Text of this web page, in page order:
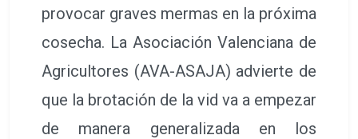
provocar graves mermas en la próxima
cosecha. La Asociación Valenciana de
Agricultores (AVA-ASAJA) advierte de
que la brotación de la vid va a empezar
de manera generalizada en los